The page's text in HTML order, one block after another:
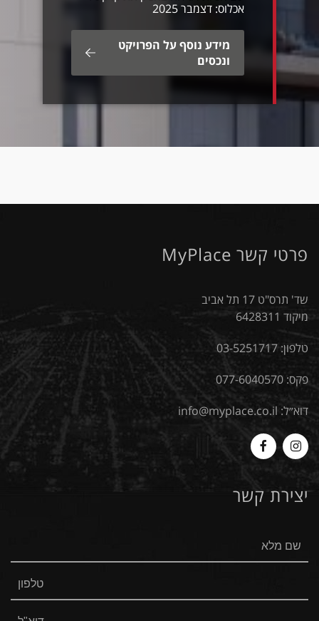
אכלוס: דצמבר 2025
מידע נוסף על הפרויקט
ונכסים
פרטי קשר MyPlace
שד' תרס"ט 17 תל אביב
מיקוד 6428311
טלפון: 03-5251717
פקס: 077-6040570
דוא״ל: info@myplace.co.il
Myplace
-
Instagram
MyPlace
Facebook
יצירת קשר